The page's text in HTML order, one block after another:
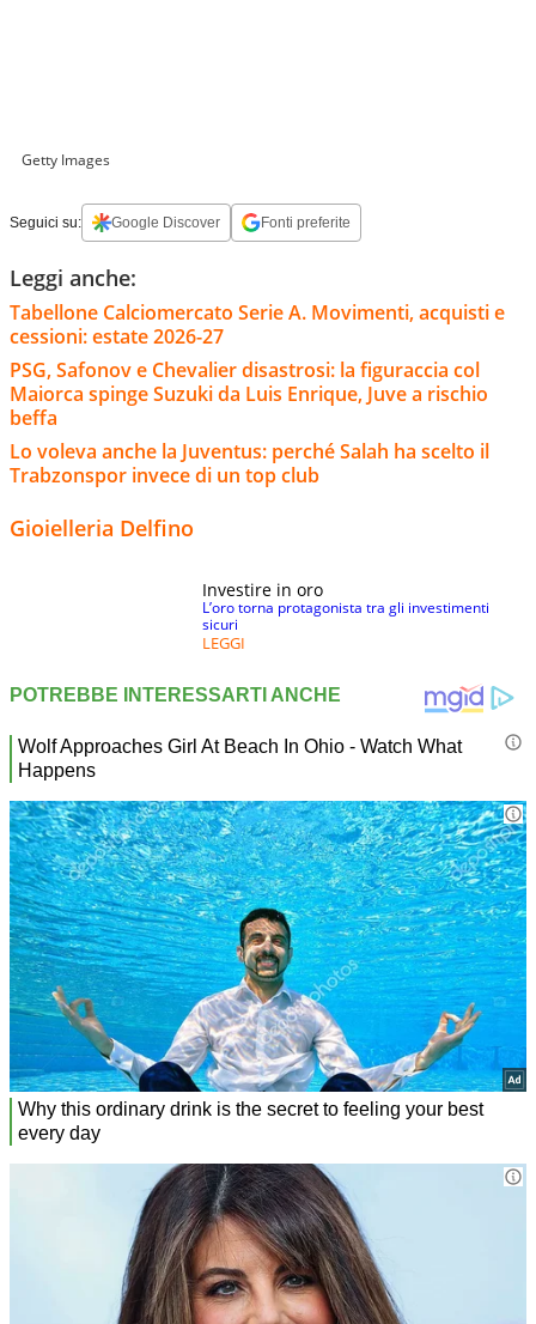
Getty Images
Seguici su: Google Discover Fonti preferite
Leggi anche:
Tabellone Calciomercato Serie A. Movimenti, acquisti e
cessioni: estate 2026-27
PSG, Safonov e Chevalier disastrosi: la figuraccia col
Maiorca spinge Suzuki da Luis Enrique, Juve a rischio
beffa
Lo voleva anche la Juventus: perché Salah ha scelto il
Trabzonspor invece di un top club
Gioielleria Delfino
Investire in oro
L’oro torna protagonista tra gli investimenti
sicuri
LEGGI